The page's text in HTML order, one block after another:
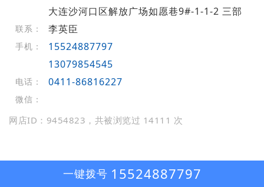
大连沙河口区解放广场如愿巷9#-1-1-2 三部
联系： 李英臣
手机：
15524887797
13079854545
电话： 0411-86816227
微信：
网店ID：9454823，共被浏览过 14111 次
一键拨号 15524887797